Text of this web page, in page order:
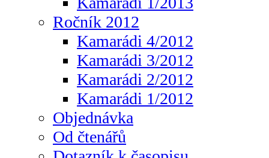
Ročník 2012
Kamarádi 4/2012
Kamarádi 3/2012
Kamarádi 2/2012
Kamarádi 1/2012
Objednávka
Od čtenářů